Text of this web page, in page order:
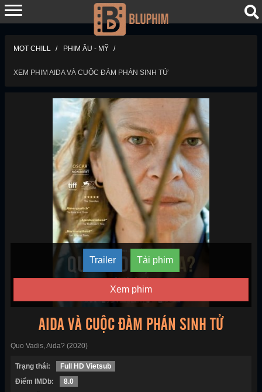
MỌT CHILL PHIM ÂU - MỸ
XEM PHIM AIDA VÀ CUỘC ĐÀM PHÁN SINH TỬ
Trailer Tải phim
Xem phim
AIDA VÀ CUỘC ĐÀM PHÁN SINH TỬ
Quo Vadis, Aida? (2020)
Trạng thái:
Full HD Vietsub
Điểm IMDb:
8.0